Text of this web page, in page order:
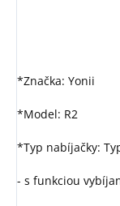
*Značka: Yonii
*Model: R2
*Typ nabíjačky:
- s funkciou